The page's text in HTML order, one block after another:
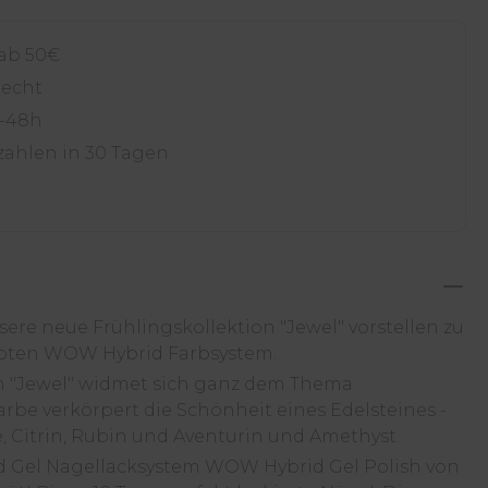
50€
in 30 Tagen
neue Frühlingskollektion "Jewel" vorstellen zu
WOW Hybrid Farbsystem.
"Jewel" widmet sich ganz dem Thema
verkörpert die Schönheit eines Edelsteines -
Citrin, Rubin und Aventurin und Amethyst.
Gel Nagellacksystem WOW Hybrid Gel Polish von